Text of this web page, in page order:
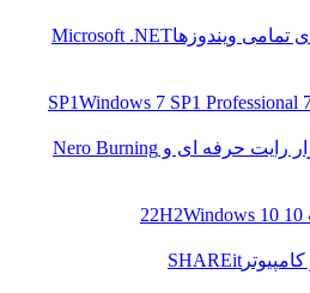
تمامی ویندوزهاMicrosoft .NET
Windows 7 SP1 Professional
Nero Burning
Windows 10
SHAREit